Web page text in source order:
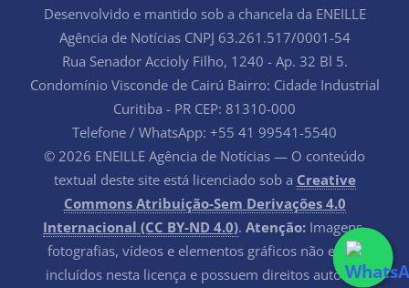
Desenvolvido e mantido sob a chancela da ENEILLE
Agência de Notícias CNPJ 63.261.517/0001-54
Rua Senador Accioly Filho, 1240 - Ap. 32 Bl 5.
Condomínio Visconde de Cairú Bairro: Cidade Industrial
Curitiba - PR CEP: 81310-000
Telefone / WhatsApp: +55 41 99541-5540
© 2026 ENEILLE Agência de Notícias — O conteúdo
textual deste site está licenciado sob a Creative
Commons Atribuição-Sem Derivações 4.0
Internacional (CC BY-ND 4.0). Atenção: Imagens,
fotografias, vídeos e elementos gráficos não estão
incluídos nesta licença e possuem direitos autorais